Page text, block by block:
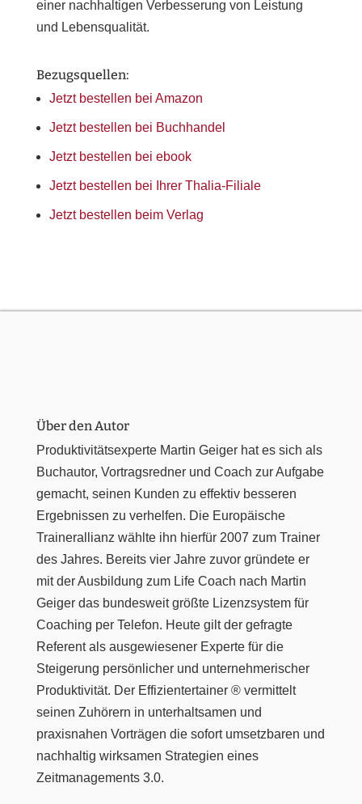
einer nachhaltigen Verbesserung von Leistung
und Lebensqualität.
Bezugsquellen:
Jetzt bestellen bei Amazon
Jetzt bestellen bei Buchhandel
Jetzt bestellen bei ebook
Jetzt bestellen bei Ihrer Thalia-Filiale
Jetzt bestellen beim Verlag
Über den Autor
Produktivitätsexperte Martin Geiger hat es sich als
Buchautor, Vortragsredner und Coach zur Aufgabe
gemacht, seinen Kunden zu effektiv besseren
Ergebnissen zu verhelfen. Die Europäische
Trainerallianz wählte ihn hierfür 2007 zum Trainer
des Jahres. Bereits vier Jahre zuvor gründete er
mit der Ausbildung zum Life Coach nach Martin
Geiger das bundesweit größte Lizenzsystem für
Coaching per Telefon. Heute gilt der gefragte
Referent als ausgewiesener Experte für die
Steigerung persönlicher und unternehmerischer
Produktivität. Der Effizientertainer ® vermittelt
seinen Zuhörern in unterhaltsamen und
praxisnahen Vorträgen die sofort umsetzbaren und
nachhaltig wirksamen Strategien eines
Zeitmanagements 3.0.